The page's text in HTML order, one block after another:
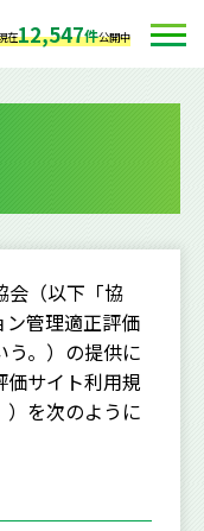
在12,547件公開中
会（以下「協
ン管理適正評価
う。）の提供に
価サイト利用規
）を次のように